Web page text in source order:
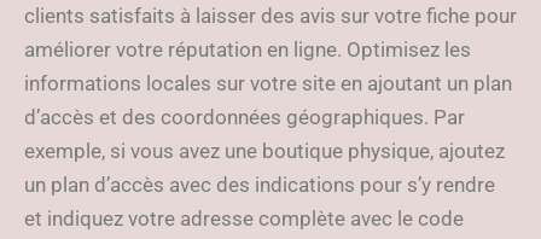
clients satisfaits à laisser des avis sur votre fiche pour
améliorer votre réputation en ligne. Optimisez les
informations locales sur votre site en ajoutant un plan
d’accès et des coordonnées géographiques. Par
exemple, si vous avez une boutique physique, ajoutez
un plan d’accès avec des indications pour s’y rendre
et indiquez votre adresse complète avec le code